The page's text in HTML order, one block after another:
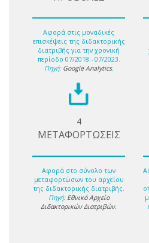
Αφορά στις μοναδικές
επισκέψεις της διδακτορικής
διατριβής για την χρονική
περίοδο 07/2018 - 07/2023.
Πηγή: Google Analytics.
4
ΜΕΤΑΦΟΡΤΩΣΕΙΣ
Αφορά στο σύνολο των
μεταφορτώσων του αρχείου
της διδακτορικής διατριβής.
Πηγή: Εθνικό Αρχείο
Διδακτορικών Διατριβών.